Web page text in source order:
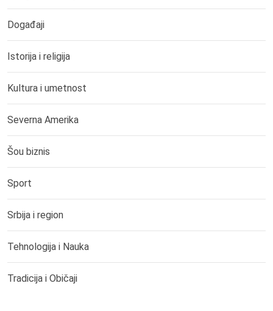
Događaji
Istorija i religija
Kultura i umetnost
Severna Amerika
Šou biznis
Sport
Srbija i region
Tehnologija i Nauka
Tradicija i Običaji